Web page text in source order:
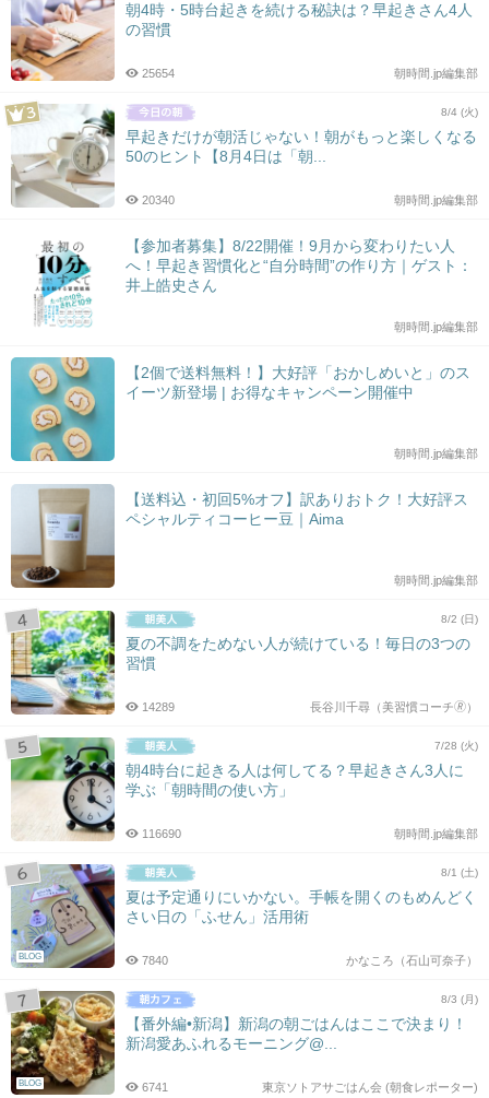
朝4時・5時台起きを続ける秘訣は？早起きさん4人
の習慣
朝時間.jp編集部
25654
8/4 (火)
早起きだけが朝活じゃない！朝がもっと楽しくなる
50のヒント【8月4日は「朝...
朝時間.jp編集部
20340
【参加者募集】8/22開催！9月から変わりたい人
へ！早起き習慣化と“自分時間”の作り方｜ゲスト：
井上皓史さん
朝時間.jp編集部
【2個で送料無料！】大好評「おかしめいと」のス
イーツ新登場 | お得なキャンペーン開催中
朝時間.jp編集部
【送料込・初回5%オフ】訳ありおトク！大好評ス
ペシャルティコーヒー豆｜Aima
朝時間.jp編集部
8/2 (日)
夏の不調をためない人が続けている！毎日の3つの
習慣
長谷川千尋（美習慣コーチ🄬）
14289
7/28 (火)
朝4時台に起きる人は何してる？早起きさん3人に
学ぶ「朝時間の使い方」
朝時間.jp編集部
116690
BLOG
8/1 (土)
夏は予定通りにいかない。手帳を開くのもめんどく
さい日の「ふせん」活用術
かなころ（石山可奈子）
7840
BLOG
8/3 (月)
【番外編•新潟】新潟の朝ごはんはここで決まり！
新潟愛あふれるモーニング@...
東京ソトアサごはん会 (朝食レポーター)
6741